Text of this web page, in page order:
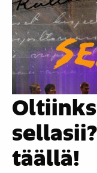
täällä!